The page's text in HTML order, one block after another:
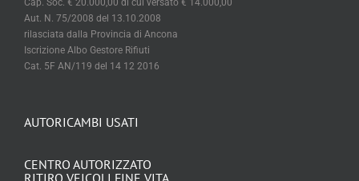
AUTORICAMBI USATI
CENTRO AUTORIZZATO
Cap. Soc. € 20.000,00 di cui versato € 14.000,00
Aut. N. 75/2008 del 13.10.2008
rilasciata dalla Provincia di Ancona
Iscrizione Albo Gestore Rifiuti
Cat. 5F AN/119 del 14 12 2016